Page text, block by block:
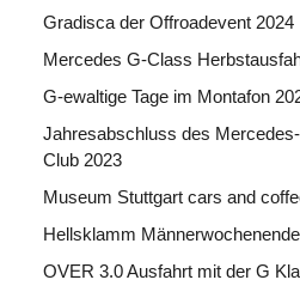
Gradisca der Offroadevent 2024
Mercedes G-Class
G-ewaltige Tage im Montafon
Jahresabschluss des
Club 2023
Museum Stuttgart cars and
Hellsklamm Männerwochenende
OVER 3.0 Ausfahrt mit der G